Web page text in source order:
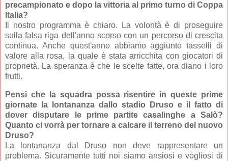
precampionato e dopo la vittoria al primo turno di Coppa
Italia?
Il nostro programma è chiaro. La volontà è di proseguire
sulla falsa riga dell'anno scorso con un percorso di crescita
continua. Anche quest'anno abbiamo aggiunto tasselli di
valore alla rosa, la quale è stata arricchita con giocatori di
proprietà. La speranza è che le scelte fatte, ora diano i loro
frutti.
Pensi che la squadra possa risentire in queste prime
giornate la lontananza dallo stadio Druso e il fatto di
dover disputare le prime partite casalinghe a Salò?
Quanto ci vorrà per tornare a calcare il terreno del nuovo
Druso?
La lontananza dal Druso non deve rappresentare un
problema. Sicuramente tutti noi siamo ansiosi e vogliosi di